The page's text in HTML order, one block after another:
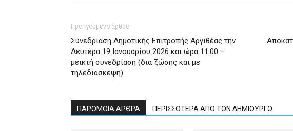
Προηγούμενο άρθρο
Συνεδρίαση Δημοτικής Επιτροπής Αργιθέας την
Δευτέρα 19 Ιανουαρίου 2026 και ώρα 11:00 –
μεικτή συνεδρίαση (δια ζώσης και με
τηλεδιάσκεψη)
ΠΑΡΟΜΟΙΑ ΑΡΘΡΑ ΠΕΡΙΣΣΟΤΕΡΑ ΑΠΟ ΤΟΝ ΔΗΜΙΟΥΡΓΟ